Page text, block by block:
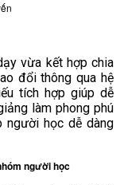
vừa kết hợp chia
đổi thông qua hệ
tích hợp giúp dễ
làm phong phú
người học dễ dàng
người học